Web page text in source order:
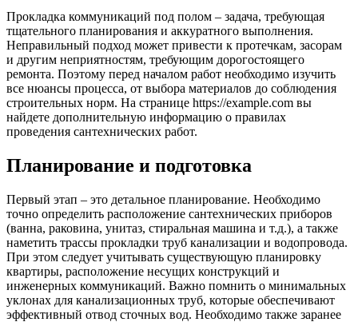
Прокладка коммуникаций под полом – задача, требующая
тщательного планирования и аккуратного выполнения.
Неправильный подход может привести к протечкам, засорам
и другим неприятностям, требующим дорогостоящего
ремонта. Поэтому перед началом работ необходимо изучить
все нюансы процесса, от выбора материалов до соблюдения
строительных норм. На странице https://example.com вы
найдете дополнительную информацию о правилах
проведения сантехнических работ.
Планирование и подготовка
Первый этап – это детальное планирование. Необходимо
точно определить расположение сантехнических приборов
(ванна, раковина, унитаз, стиральная машина и т.д.), а также
наметить трассы прокладки труб канализации и водопровода.
При этом следует учитывать существующую планировку
квартиры, расположение несущих конструкций и
инженерных коммуникаций. Важно помнить о минимальных
уклонах для канализационных труб, которые обеспечивают
эффективный отвод сточных вод. Необходимо также заранее